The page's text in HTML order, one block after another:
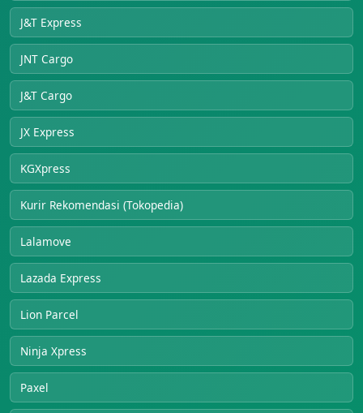
J&T Express
JNT Cargo
J&T Cargo
JX Express
KGXpress
Kurir Rekomendasi (Tokopedia)
Lalamove
Lazada Express
Lion Parcel
Ninja Xpress
Paxel